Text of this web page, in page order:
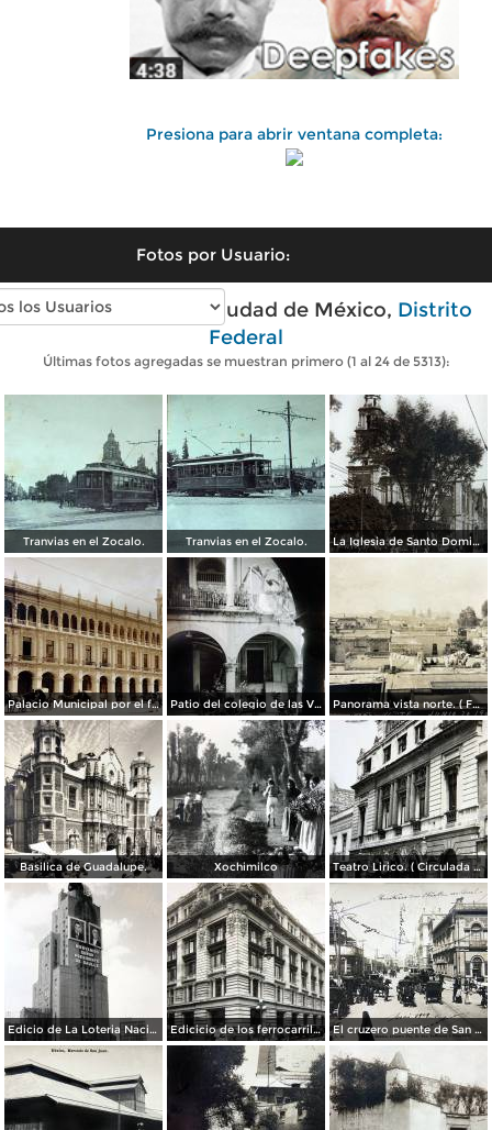
Presiona para abrir ventana completa:
Fotos por Usuario:
Fotos antiguas de Ciudad de México, Distrito
Federal
Últimas fotos agregadas se muestran primero (1 al 24 de 5313):
Tranvias en el Zocalo. Tranvias en el Zocalo. La Iglesia de Santo Domingo.
Palacio Municipal por el fotografo Hugo Brehme.. Patio del colegio de las Vizcainas por el fotografo Hugo Brehme. Panorama vista norte. ( Fechada el 20 de Junio de 1905 ).
Basilica de Guadalupe. Xochimilco Teatro Lirico. ( Circulada el 1 de Agosto de 1926 ).
Edicio de La Loteria Nacional Ciudad de México Abril de 1964 Edicicio de los ferrocarriles. El cruzero puente de San Francisco y Guardiola por el fotografo Felix Miret.